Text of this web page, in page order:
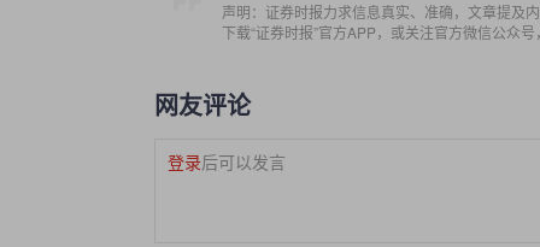
声明：证券时报力求信息真实、准确，文章提及
下载“证券时报”官方APP，或关注官方微信公众
网友评论
登录后可以发言